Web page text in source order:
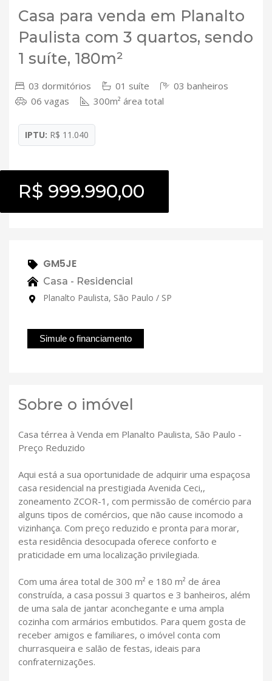
Casa para venda em Planalto
Paulista com 3 quartos, sendo
1 suíte, 180m²
03 dormitórios 01 suíte
03 banheiros
06 vagas
300m² área total
IPTU: R$ 11.040
R$ 999.990,00
GM5JE
Casa - Residencial
Planalto Paulista, São Paulo / SP
Simule o financiamento
Sobre o imóvel
Casa térrea à Venda em Planalto Paulista, São Paulo -
Preço Reduzido
Aqui está a sua oportunidade de adquirir uma espaçosa
casa residencial na prestigiada Avenida Ceci,,
zoneamento ZCOR-1, com permissão de comércio para
alguns tipos de comércios, que não cause incomodo a
vizinhança. Com preço reduzido e pronta para morar,
esta residência desocupada oferece conforto e
praticidade em uma localização privilegiada.
Com uma área total de 300 m² e 180 m² de área
construída, a casa possui 3 quartos e 3 banheiros, além
de uma sala de jantar aconchegante e uma ampla
cozinha com armários embutidos. Para quem gosta de
receber amigos e familiares, o imóvel conta com
churrasqueira e salão de festas, ideais para
confraternizações.